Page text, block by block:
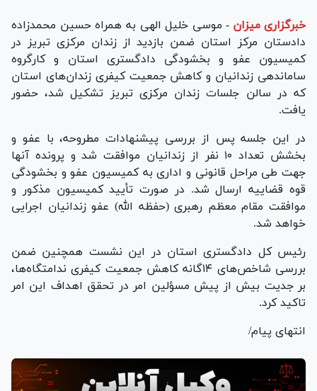
خبرگزاری میزان - موسی خلیل الهی به همراه حسین محمدزاده
دادستان مرکز استان ضمن بازدید از زندان مرکزی تبریز در
کمیسیون عفو و بخشودگی دادگستری استان و کارگروه
ساماندهی زندانیان و کاهش جمعیت کیفری زندان‌های استان
که در سالن جلسات زندان مرکزی تبریز تشکیل شد، حضور
یافت.
در این جلسه پس از بررسی پیشنهادات مطروحه، با عفو و
بخشش تعداد ۱۰ نفر از زندانیان موافقت شد و پرونده آنها
جهت طی مراحل قانونی و اداری به کمیسیون عفو و بخشودگی
قوه قضاییه ارسال شد. در صورت تأیید کمیسیون مذکور و
موافقت مقام معظم رهبری (حفظه الله) عفو زندانیان اجرایی
خواهد شد.
رئیس کل دادگستری استان در این نشست همچنین ضمن
بررسی شاخص‌های ۱۴گانه کاهش جمعیت کیفری ندامتگاه‌ها،
بر جدیت بیش از پیش مسؤلین امر در تحقق اهداف این امر
تاکید کرد.
انتهای پیام/